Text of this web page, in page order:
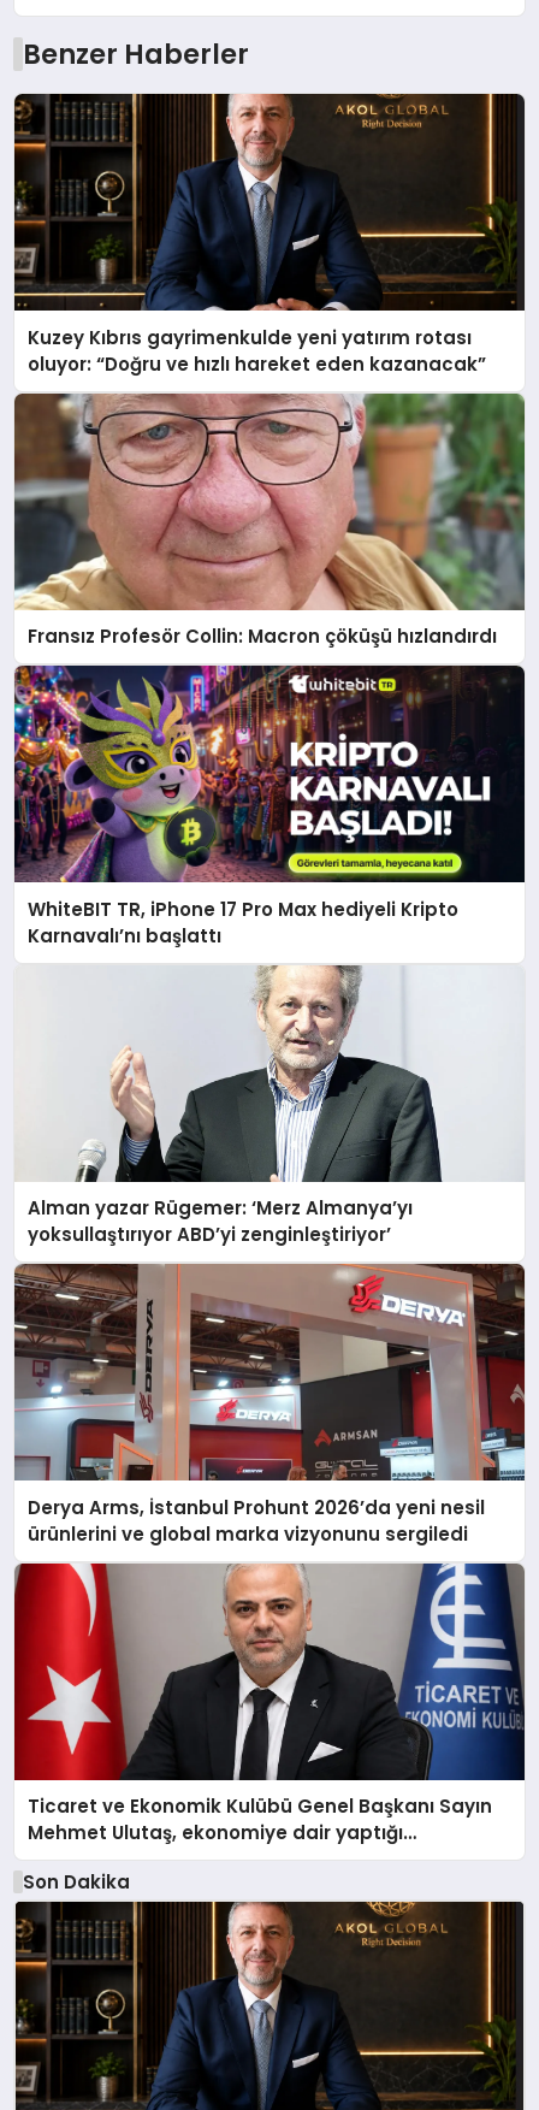
Benzer Haberler
Kuzey Kıbrıs gayrimenkulde yeni yatırım rotası
oluyor: “Doğru ve hızlı hareket eden kazanacak”
Fransız Profesör Collin: Macron çöküşü hızlandırdı
WhiteBIT TR, iPhone 17 Pro Max hediyeli Kripto
Karnavalı’nı başlattı
Alman yazar Rügemer: ‘Merz Almanya’yı
yoksullaştırıyor ABD’yi zenginleştiriyor’
Derya Arms, İstanbul Prohunt 2026’da yeni nesil
ürünlerini ve global marka vizyonunu sergiledi
Ticaret ve Ekonomik Kulübü Genel Başkanı Sayın
Mehmet Ulutaş, ekonomiye dair yaptığı
açıklamada şunları kaydetti:
Son Dakika